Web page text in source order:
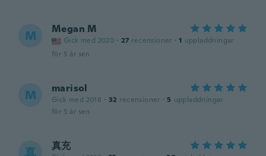
M Megan M
Gick med 2020 · 27 recensioner · 1 uppladdningar
för 5 år sen
M marisol
Gick med 2018 · 32 recensioner · 5 uppladdningar
för 5 år sen
真 真充